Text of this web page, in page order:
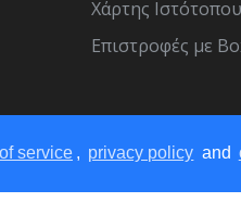
service , privacy policy and
Χάρτης Ιστότοπου
Επιστροφές με